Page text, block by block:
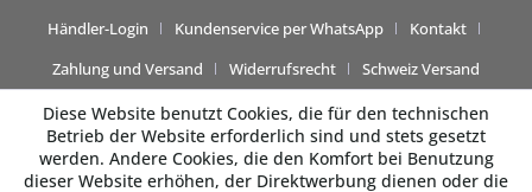
Händler-Login
Kundenservice per WhatsApp
Kontakt
Zahlung und Versand
Widerrufsrecht Schweiz Versand
Diese Website benutzt Cookies, die für den technischen
Betrieb der Website erforderlich sind und stets gesetzt
werden. Andere Cookies, die den Komfort bei Benutzung
dieser Website erhöhen, der Direktwerbung dienen oder die